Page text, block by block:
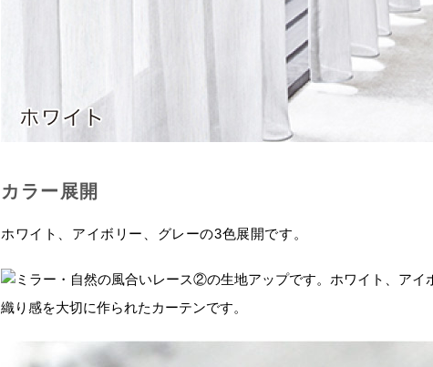
カラー展開
ホワイト、アイボリー、グレーの3色展開です。
織り感を大切に作られたカーテンです。